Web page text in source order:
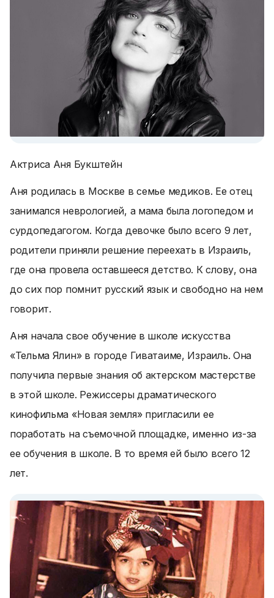
Актриса Аня Букштейн
Аня родилась в Москве в семье медиков. Ее отец
занимался неврологией, а мама была логопедом и
сурдопедагогом. Когда девочке было всего 9 лет,
родители приняли решение переехать в Израиль,
где она провела оставшееся детство. К слову, она
до сих пор помнит русский язык и свободно на нем
говорит.
Аня начала свое обучение в школе искусства
«Тельма Ялин» в городе Гиватаиме, Израиль. Она
получила первые знания об актерском мастерстве
в этой школе. Режиссеры драматического
кинофильма «Новая земля» пригласили ее
поработать на съемочной площадке, именно из-за
ее обучения в школе. В то время ей было всего 12
лет.